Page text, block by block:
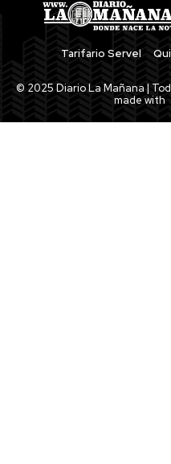
Tarifario Servel
© 2025 Diario La Mañana |
made with